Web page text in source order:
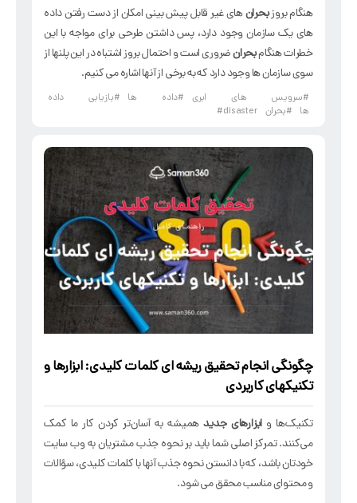
هنگام بروزبحرانهای غیر قابل پیش بینی امکان از دست رفتن داده
های یک سازمان وجود دارد، پس داشتن طرحی برای مواجه با این
خطرات هنگامبحرانضروری است و احتمال بروز اشتباه در این پلنها از
سوی سازمان ها وجود دارد که به برخی از آنها اشاره می کنیم.
#سرویس های ابری #داده ها
#بازیابی داده
ها
#بحران #disaster
چگونگی انجام تحقیق ریشه ای کلمات کلیدی: ابزارها و
تکنیکهای کاربردی
تکنیک‌ها و ابزارهای جدیدهمیشه به آسان‌تر کردن کار ما کمک
می‌کنند. تمرکز اصلی شما باید بر نحوه جذب مشتریان به وب سایت
خودتان باشد، که با دانستن نحوه جذب آنها با کلمات کلیدی، سؤالات
و محتوای مناسب محقق می شود.